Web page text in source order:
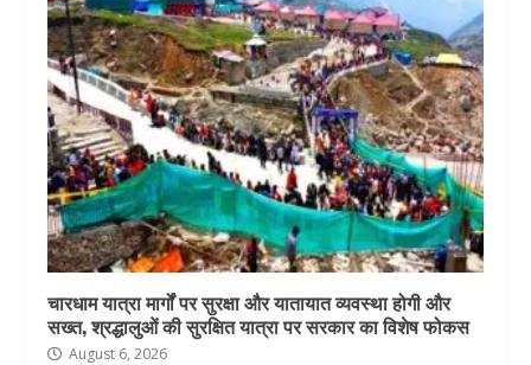
चारधाम यात्रा मार्गों पर सुरक्षा और यातायात व्यवस्था होगी और
सख्त, श्रद्धालुओं की सुरक्षित यात्रा पर सरकार का विशेष फोकस
August 6, 2026